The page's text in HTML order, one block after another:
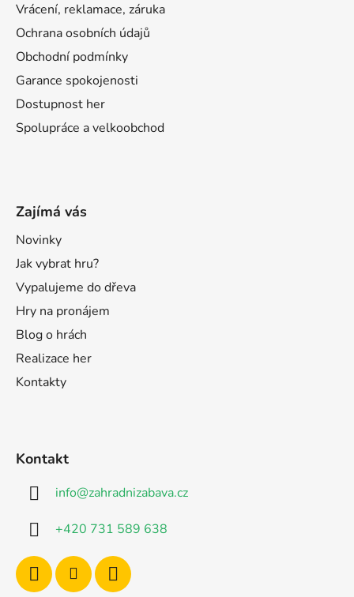
Vrácení, reklamace, záruka
Ochrana osobních údajů
Obchodní podmínky
Garance spokojenosti
Dostupnost her
Spolupráce a velkoobchod
Zajímá vás
Novinky
Jak vybrat hru?
Vypalujeme do dřeva
Hry na pronájem
Blog o hrách
Realizace her
Kontakty
Kontakt
info@zahradnizabava.cz
+420 731 589 638